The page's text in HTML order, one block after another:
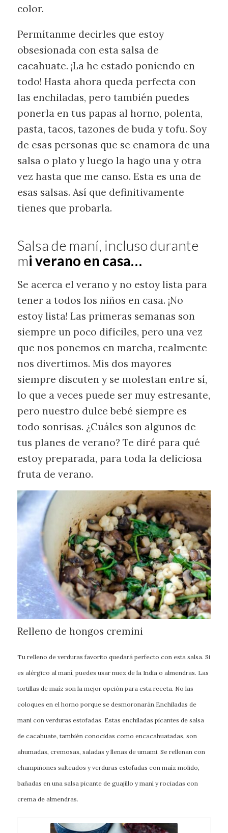
color.
Permítanme decirles que estoy
obsesionada con esta salsa de
cacahuate. ¡La he estado poniendo en
todo! Hasta ahora queda perfecta con
las enchiladas, pero también puedes
ponerla en tus papas al horno, polenta,
pasta, tacos, tazones de buda y tofu. Soy
de esas personas que se enamora de una
salsa o plato y luego la hago una y otra
vez hasta que me canso. Esta es una de
esas salsas. Así que definitivamente
tienes que probarla.
Salsa de maní, incluso durante
mi verano en casa…
Se acerca el verano y no estoy lista para
tener a todos los niños en casa. ¡No
estoy lista! Las primeras semanas son
siempre un poco difíciles, pero una vez
que nos ponemos en marcha, realmente
nos divertimos. Mis dos mayores
siempre discuten y se molestan entre sí,
lo que a veces puede ser muy estresante,
pero nuestro dulce bebé siempre es
todo sonrisas. ¿Cuáles son algunos de
tus planes de verano? Te diré para qué
estoy preparada, para toda la deliciosa
fruta de verano.
Relleno de hongos cremini
Tu relleno de verduras favorito quedará perfecto con esta salsa. Si
es alérgico al maní, puedes usar nuez de la India o almendras. Las
tortillas de maíz son la mejor opción para esta receta. No las
coloques en el horno porque se desmoronarán.Enchiladas de
maní con verduras estofadas. Estas enchiladas picantes de salsa
de cacahuate, también conocidas como encacahuatadas, son
ahumadas, cremosas, saladas y llenas de umami. Se rellenan con
champiñones salteados y verduras estofadas con maíz molido,
bañadas en una salsa picante de guajillo y maní y rociadas con
crema de almendras.